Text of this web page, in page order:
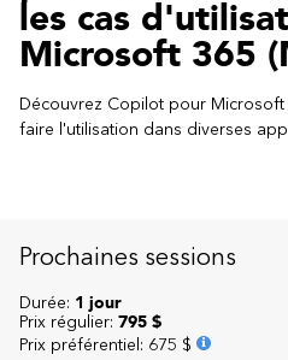
Ressources
les cas
Microsoft 365
Découvrez Copilot pour
faire l'utilisation dans diverses
Prochaines sessions
Durée: 1 jour
Prix régulier: 795 $
Prix préférentiel : 675 $